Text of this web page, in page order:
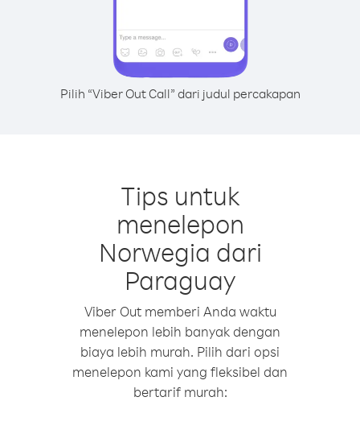
Pilih “Viber Out Call” dari judul percakapan
Tips untuk
menelepon
Norwegia dari
Paraguay
Viber Out memberi Anda waktu
menelepon lebih banyak dengan
biaya lebih murah. Pilih dari opsi
menelepon kami yang fleksibel dan
bertarif murah: